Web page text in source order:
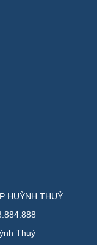
HUỲNH THUỶ
Thuỷ